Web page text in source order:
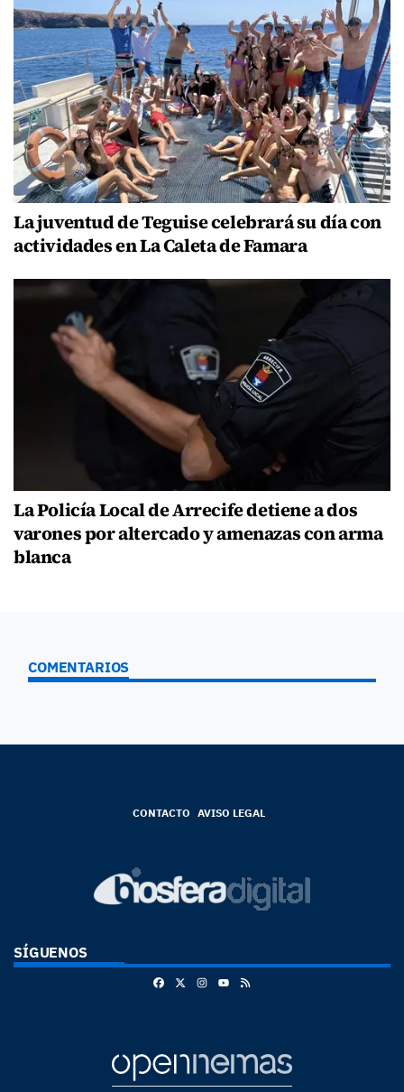
La juventud de Teguise celebrará su día con
actividades en La Caleta de Famara
La Policía Local de Arrecife detiene a dos
varones por altercado y amenazas con arma
blanca
COMENTARIOS
CONTACTO AVISO LEGAL
SÍGUENOS
FacebookInstagram